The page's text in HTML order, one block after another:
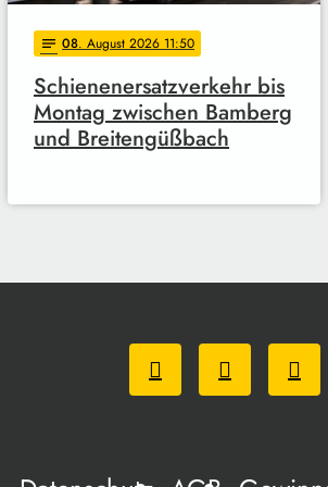
notes 08. August 2026 11:50
Schienenersatzverkehr bis
Montag zwischen Bamberg
und Breitengüßbach